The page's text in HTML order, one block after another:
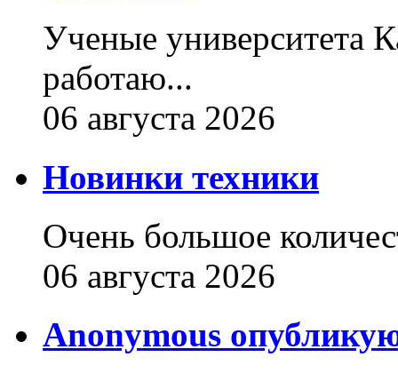
Ученые университета
работаю...
06 августа 2026
Новинки техники
Очень большое
06 августа 2026
Anonymous